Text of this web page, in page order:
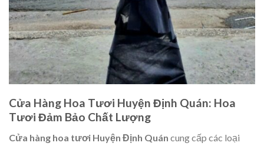
Cửa Hàng Hoa Tươi Huyện Định Quán: Hoa
Tươi Đảm Bảo Chất Lượng
Cửa hàng hoa tươi Huyện Định Quán cung cấp các loại